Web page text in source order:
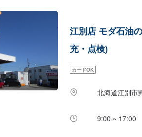
江別店 モダ石油
充・点検)
カードOK
北海道江別市
9:00 ~ 17:00